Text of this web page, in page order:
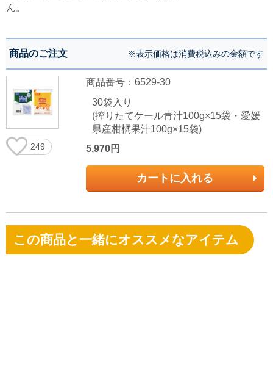
ん。
商品のご注文 ※表示価格は消費税込みの金額です
249
商品番号：6529-30
30袋入り
(搾りたてケール青汁100g×15袋・愛媛
県産柑橘果汁100g×15袋)
5,970円
カートに入れる
この商品と一緒にオススメなアイテム